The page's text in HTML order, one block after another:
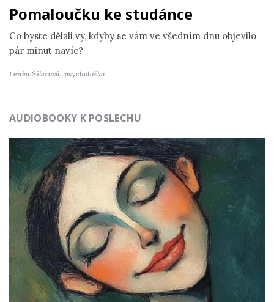
Pomaloučku ke studánce
Co byste dělali vy, kdyby se vám ve všedním dnu objevilo
pár minut navíc?
Lenka Šilerová, psycholožka
AUDIOBOOKY K POSLECHU